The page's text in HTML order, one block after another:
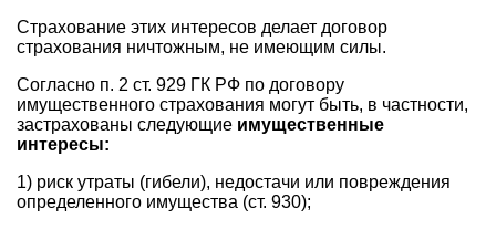
Страхование этих интересов делает договор
страхования ничтожным, не имеющим силы.
Согласно п. 2 ст. 929 ГК РФ по договору
имущественного страхования могут быть, в частности,
застрахованы следующие имущественные
интересы:
1) риск утраты (гибели), недостачи или повреждения
определенного имущества (ст. 930);